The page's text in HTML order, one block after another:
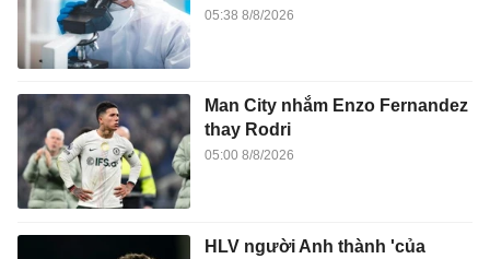
05:38 8/8/2026
Man City nhắm Enzo Fernandez
thay Rodri
05:00 8/8/2026
HLV người Anh thành 'của